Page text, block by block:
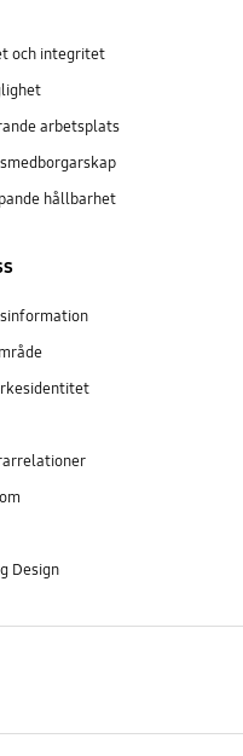
och integritet
arbetsplats
hållbarhet
Design